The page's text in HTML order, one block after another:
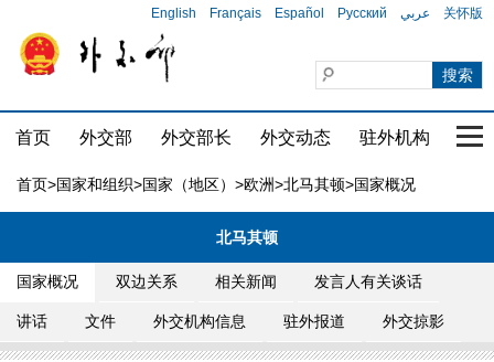
English Français Español Русский عربي 关怀版
首页 外交部 外交部长 外交动态 驻外机构 国
首页>国家和组织>国家（地区） >欧洲>北马其顿>国家概况
北马其顿
国家概况 双边关系 相关新闻 发言人有关谈话
讲话 文件 外交机构信息 驻外报道 外交掠影